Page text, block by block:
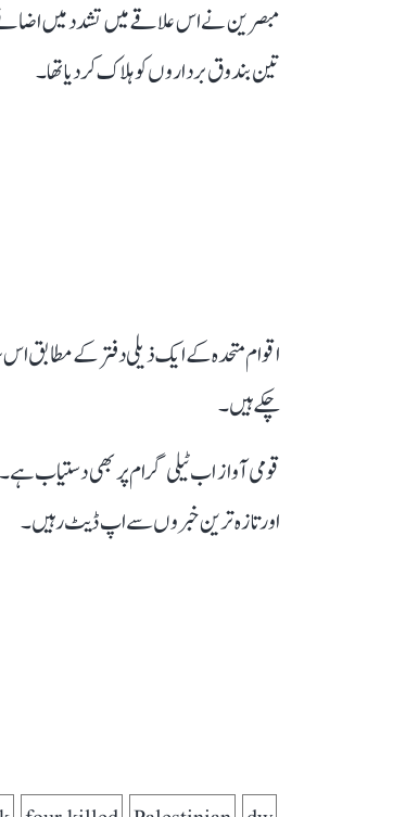
مبصرین نے اس علاقے میں تشدد میں
تین بندوق برداروں کو ہلاک کر دیا تھا۔
چکے ہیں۔
قومی آواز اب ٹیلی گرام پر بھی دستیاب
اور تازہ ترین خبروں سے اپ ڈیٹ رہیں۔